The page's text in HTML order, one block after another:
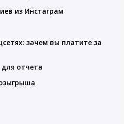
из Инстаграм
зачем вы платите за
отчета